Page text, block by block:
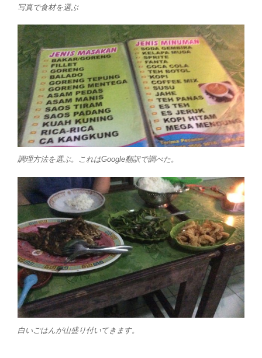
写真で食材を選ぶ
調理方法を選ぶ。これはGoogle翻訳で調べた。
白いごはんが山盛り付いてきます。